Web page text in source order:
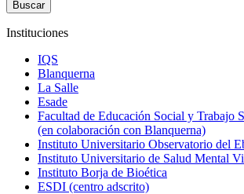
Instituciones
IQS
Blanquerna
La Salle
Esade
Facultad de Educación Social y Trabajo
(en colaboración con Blanquerna)
Instituto Universitario Observatorio del
Instituto Universitario de Salud Mental
Instituto Borja de Bioética
ESDI (centro adscrito)